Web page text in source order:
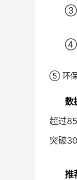
③
④
⑤ 环保
数
超过
突破
推